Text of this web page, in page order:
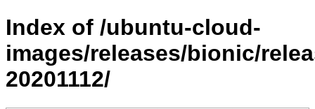
Index of /ubuntu-cloud-
images/releases/bionic/
20201112/